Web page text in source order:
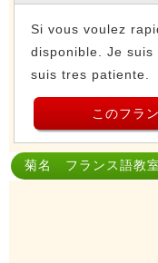
Si vous voulez
disponible. Je suis
suis tres patiente.
このフラ
菊名 フランス語教